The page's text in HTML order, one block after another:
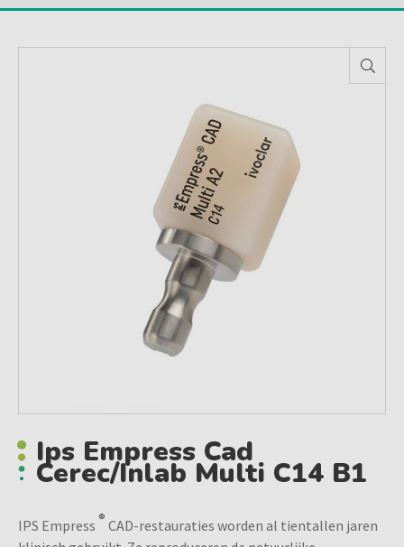
Ips Empress Cad
Cerec/inlab Multi C14 B1
IPS Empress ® CAD-restauraties worden al tientallen jaren